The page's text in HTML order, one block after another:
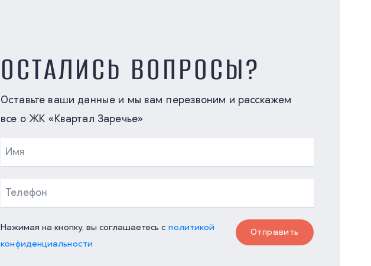
ОСТАЛИСЬ ВОПРОСЫ?
Оставьте ваши данные и мы вам перезвоним и расскажем
все о ЖК «Квартал Заречье»
Нажимая на кнопку, вы соглашаетесь сполитикой
конфиденциальности
Отправить